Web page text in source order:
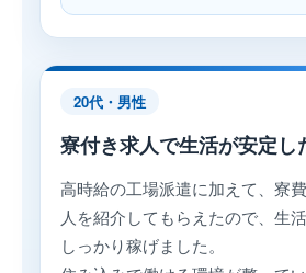
20代・男性
寮付き求人で生活が安定し
高時給の工場派遣に加えて、寮
人を紹介してもらえたので、生
しっかり稼げました。